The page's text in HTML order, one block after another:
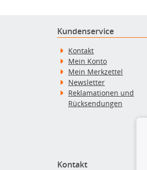
Kundenservice
Kontakt
Mein Konto
Mein Merkzettel
Newsletter
Reklamationen und
Rücksendungen
Kontakt